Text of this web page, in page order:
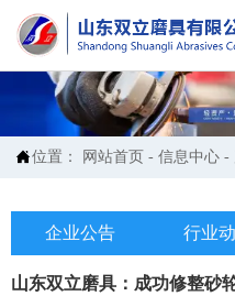
位置： 网站首页 -信息中心 -
企业公告 行业
山东双立磨具：成功修整砂